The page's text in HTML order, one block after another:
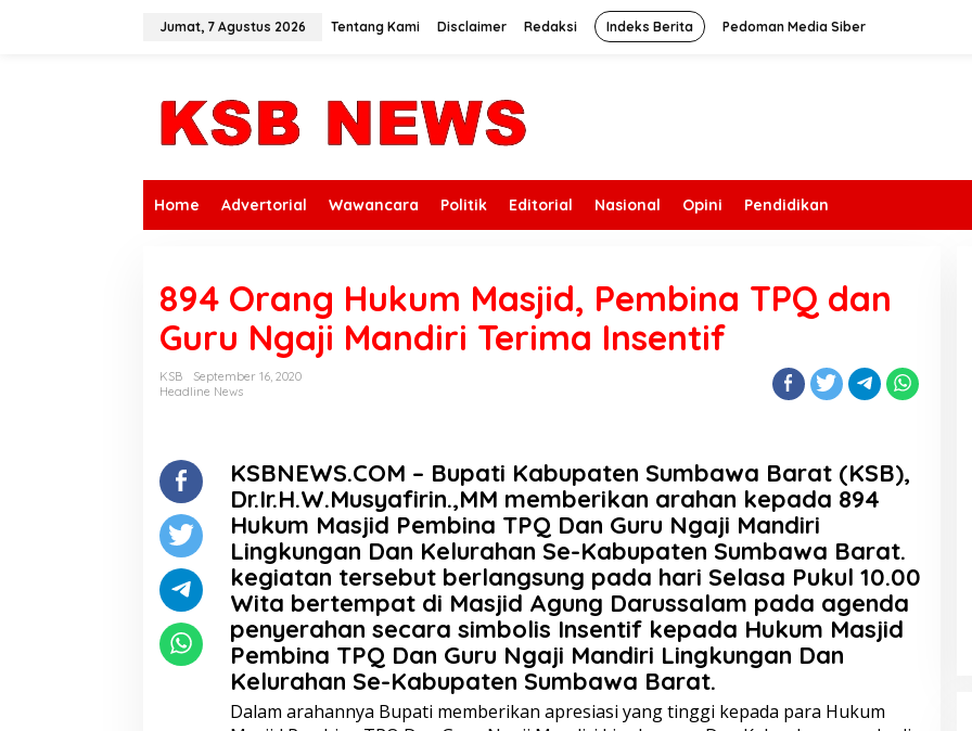
Jumat, 7 Agustus 2026 Tentang Kami Disclaimer Redaksi Indeks Berita Pedoman Media Siber
Home Advertorial Wawancara Politik Editorial Nasional Opini Pendidikan
894 Orang Hukum Masjid, Pembina TPQ dan
Guru Ngaji Mandiri Terima Insentif
KSB
September 16, 2020
Headline News
KSBNEWS.COM – Bupati Kabupaten Sumbawa Barat (KSB),
Dr.Ir.H.W.Musyafirin.,MM memberikan arahan kepada 894
Hukum Masjid Pembina TPQ Dan Guru Ngaji Mandiri
Lingkungan Dan Kelurahan Se-Kabupaten Sumbawa Barat.
kegiatan tersebut berlangsung pada hari Selasa Pukul 10.00
Wita bertempat di Masjid Agung Darussalam pada agenda
penyerahan secara simbolis Insentif kepada Hukum Masjid
Pembina TPQ Dan Guru Ngaji Mandiri Lingkungan Dan
Kelurahan Se-Kabupaten Sumbawa Barat.
Dalam arahannya Bupati memberikan apresiasi yang tinggi kepada para Hukum